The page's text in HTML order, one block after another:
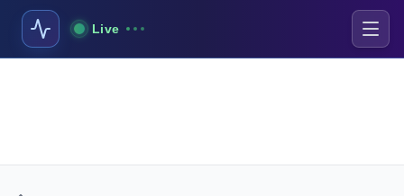
Live